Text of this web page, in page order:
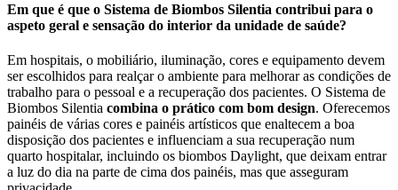
Em que é que o Sistema de Biombos Silentia contribui para o
aspeto geral e sensação do interior da unidade de saúde?
Em hospitais, o mobiliário, iluminação, cores e equipamento devem
ser escolhidos para realçar o ambiente para melhorar as condições de
trabalho para o pessoal e a recuperação dos pacientes. O Sistema de
Biombos Silentia combina o prático com bom design. Oferecemos
painéis de várias cores e painéis artísticos que enaltecem a boa
disposição dos pacientes e influenciam a sua recuperação num
quarto hospitalar, incluindo os biombos Daylight, que deixam entrar
a luz do dia na parte de cima dos painéis, mas que asseguram